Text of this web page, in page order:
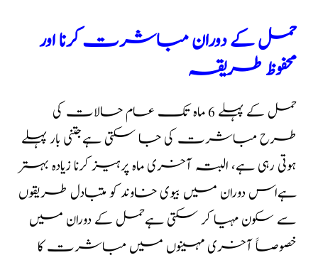
حمل کے دوران مباشرت کرنا اور
محفوظ طریقہ
حمل کے پہلے 6 ماہ تک عام حالات کی
طرح مباشرت کی جا سکتی ہےجتنی بار پہلے
ہوتی رہی ہے، البتہ آخری ماہ پرہیز کرنا زیادہ بہتر
ہےاس دوران میں بیوی خاوند کو متبادل طریقوں
سے سکون مہیا کر سکتی ہےحمل کے دوران میں
خصوصاََ آخری مہینوں میں مباشرت کا